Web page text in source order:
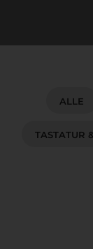
ALLE
TASTATUR